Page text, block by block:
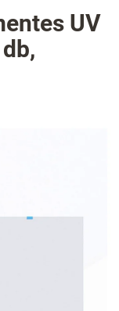
UV